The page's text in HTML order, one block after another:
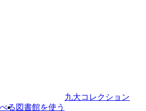
る 図書館を使う
九大コレクション